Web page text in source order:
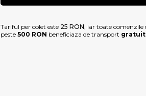
Tariful per colet este 25 RON , iar toate comenzile
peste 500 RON beneficiaza de transport